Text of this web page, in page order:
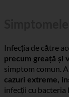
Infecția de către
precum greață și
simptom comun.
cazuri extreme,